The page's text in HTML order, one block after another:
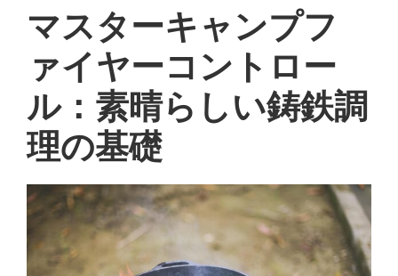
マスターキャンプフ
ァイヤーコントロー
ル：素晴らしい鋳鉄調
理の基礎